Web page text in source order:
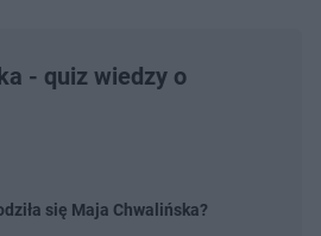
- quiz wiedzy o
się Maja Chwalińska?